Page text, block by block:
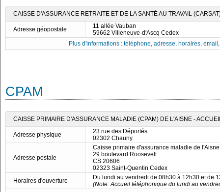
CAISSE D'ASSURANCE RETRAITE ET DE LA SANTÉ AU TRAVAIL
Adresse géopostale
11 allée Vauban
59662 Villeneuve-d'Ascq Cedex
Plus d'informations : téléphone, adresse, horaires,
CPAM
CAISSE PRIMAIRE D'ASSURANCE MALADIE (CPAM) DE L'AISNE -
Adresse physique
23 rue des Déportés
02302 Chauny
Adresse postale
Caisse primaire d'assurance maladie de l'Aisne
29 boulevard Roosevelt
CS 20606
02323 Saint-Quentin Cedex
Horaires d'ouverture
Du lundi au vendredi de 08h30 à 12h30 et de
(Note: Accueil téléphonique du lundi au